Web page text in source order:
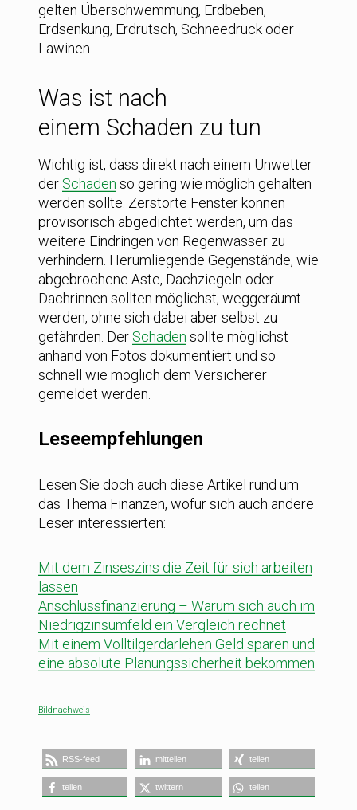
gelten Überschwemmung, Erdbeben,
Erdsenkung, Erdrutsch, Schneedruck oder
Lawinen.
Was ist nach
einem Schaden zu tun
Wichtig ist, dass direkt nach einem Unwetter
der Schaden so gering wie möglich gehalten
werden sollte. Zerstörte Fenster können
provisorisch abgedichtet werden, um das
weitere Eindringen von Regenwasser zu
verhindern. Herumliegende Gegenstände, wie
abgebrochene Äste, Dachziegeln oder
Dachrinnen sollten möglichst, weggeräumt
werden, ohne sich dabei aber selbst zu
gefährden. Der Schaden sollte möglichst
anhand von Fotos dokumentiert und so
schnell wie möglich dem Versicherer
gemeldet werden.
Leseempfehlungen
Lesen Sie doch auch diese Artikel rund um
das Thema Finanzen, wofür sich auch andere
Leser interessierten:
Mit dem Zinseszins die Zeit für sich arbeiten
lassen
Anschlussfinanzierung – Warum sich auch im
Niedrigzinsumfeld ein Vergleich rechnet
Mit einem Volltilgerdarlehen Geld sparen und
eine absolute Planungssicherheit bekommen
Bildnachweis
RSS-feed mitteilen teilen
teilen twittern teilen